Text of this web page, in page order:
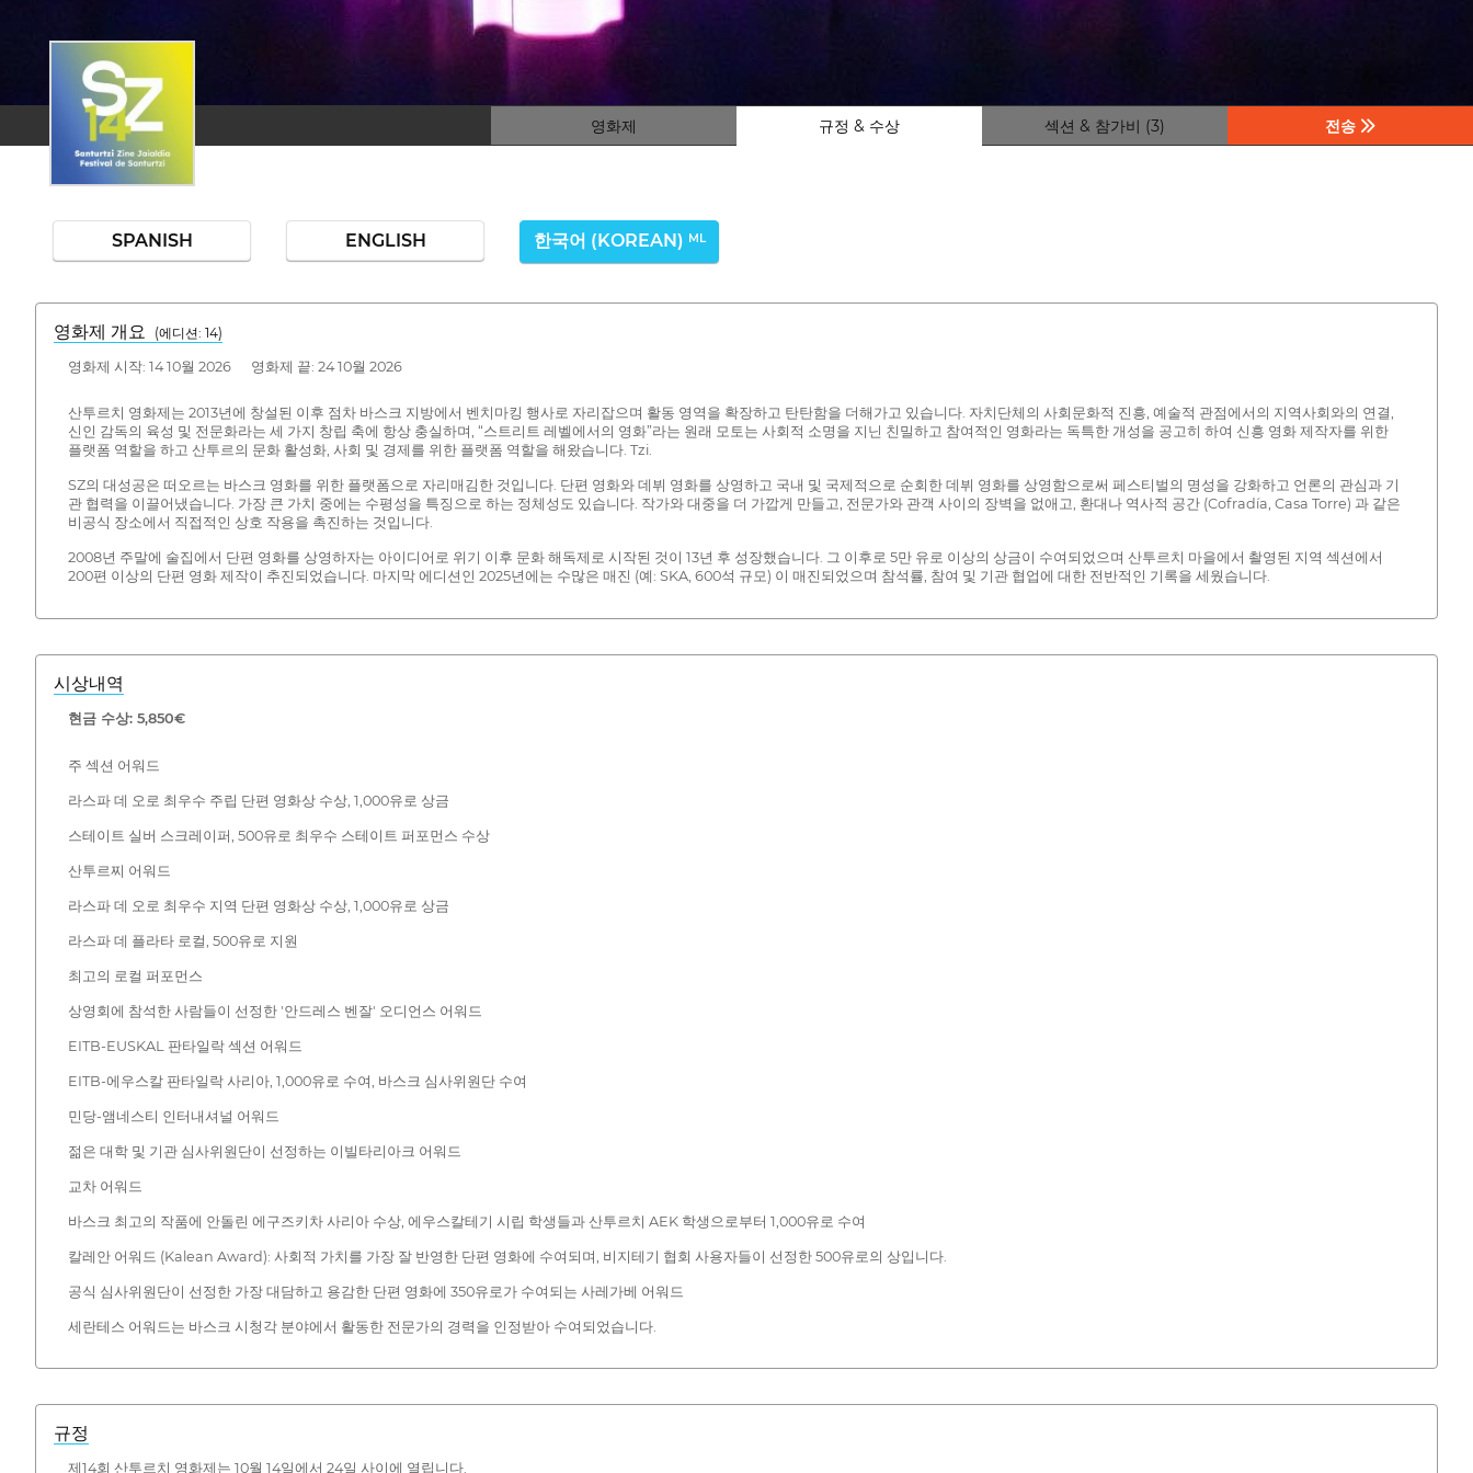
영화제 규정 & 수상 섹션 & 참가비 (3) 전송
SPANISH ENGLISH 한국어 (KOREAN) ML
영화제 개요 (에디션: 14)
영화제 시작: 14 10월 2026 영화제 끝: 24 10월 2026
산투르치 영화제는 2013년에 창설된 이후 점차 바스크 지방에서 벤치마킹 행사로 자리잡으며 활동 영역을 확장하고 탄탄함을 더해가고 있습니다. 자치단체의 사회문화적 진흥, 예술적 관점에서의 지역사회와의 연결,
신인 감독의 육성 및 전문화라는 세 가지 창립 축에 항상 충실하며, “스트리트 레벨에서의 영화”라는 원래 모토는 사회적 소명을 지닌 친밀하고 참여적인 영화라는 독특한 개성을 공고히 하여 신흥 영화 제작자를 위한
플랫폼 역할을 하고 산투르의 문화 활성화, 사회 및 경제를 위한 플랫폼 역할을 해왔습니다. Tzi.
SZ의 대성공은 떠오르는 바스크 영화를 위한 플랫폼으로 자리매김한 것입니다. 단편 영화와 데뷔 영화를 상영하고 국내 및 국제적으로 순회한 데뷔 영화를 상영함으로써 페스티벌의 명성을 강화하고 언론의 관심과 기
관 협력을 이끌어냈습니다. 가장 큰 가치 중에는 수평성을 특징으로 하는 정체성도 있습니다. 작가와 대중을 더 가깝게 만들고, 전문가와 관객 사이의 장벽을 없애고, 환대나 역사적 공간 (Cofradía, Casa Torre) 과 같은
비공식 장소에서 직접적인 상호 작용을 촉진하는 것입니다.
2008년 주말에 술집에서 단편 영화를 상영하자는 아이디어로 위기 이후 문화 해독제로 시작된 것이 13년 후 성장했습니다. 그 이후로 5만 유로 이상의 상금이 수여되었으며 산투르치 마을에서 촬영된 지역 섹션에서
200편 이상의 단편 영화 제작이 추진되었습니다. 마지막 에디션인 2025년에는 수많은 매진 (예: SKA, 600석 규모) 이 매진되었으며 참석률, 참여 및 기관 협업에 대한 전반적인 기록을 세웠습니다.
시상내역
현금 수상: 5,850€
주 섹션 어워드
라스파 데 오로 최우수 주립 단편 영화상 수상, 1,000유로 상금
스테이트 실버 스크레이퍼, 500유로 최우수 스테이트 퍼포먼스 수상
산투르찌 어워드
라스파 데 오로 최우수 지역 단편 영화상 수상, 1,000유로 상금
라스파 데 플라타 로컬, 500유로 지원
최고의 로컬 퍼포먼스
상영회에 참석한 사람들이 선정한 '안드레스 벤잘' 오디언스 어워드
EITB-EUSKAL 판타일락 섹션 어워드
EITB-에우스칼 판타일락 사리아, 1,000유로 수여, 바스크 심사위원단 수여
민당-앰네스티 인터내셔널 어워드
젊은 대학 및 기관 심사위원단이 선정하는 이빌타리아크 어워드
교차 어워드
바스크 최고의 작품에 안돌린 에구즈키차 사리아 수상, 에우스칼테기 시립 학생들과 산투르치 AEK 학생으로부터 1,000유로 수여
칼레안 어워드 (Kalean Award): 사회적 가치를 가장 잘 반영한 단편 영화에 수여되며, 비지테기 협회 사용자들이 선정한 500유로의 상입니다.
공식 심사위원단이 선정한 가장 대담하고 용감한 단편 영화에 350유로가 수여되는 사레가베 어워드
세란테스 어워드는 바스크 시청각 분야에서 활동한 전문가의 경력을 인정받아 수여되었습니다.
규정
제14회 산투르치 영화제는 10월 14일에서 24일 사이에 열립니다.